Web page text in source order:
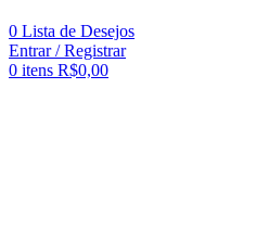
0 Lista de Desejos
Entrar / Registrar
0 itens R$0,00